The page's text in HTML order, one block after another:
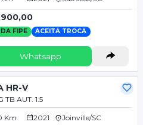
FIPE ACEITA TROCA
Whatsapp
HR-V
TB AUT. 1.5
Km 2021 Joinville/SC